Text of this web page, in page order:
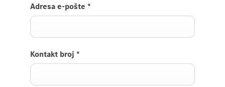
Adresa e-pošte *
Kontakt broj *